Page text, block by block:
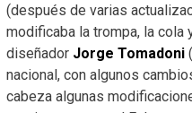
(después de varias
modificaba la trompa, la cola
diseñador Jorge Tomadoni
nacional, con algunos
cabeza algunas